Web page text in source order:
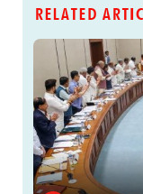
RELATED